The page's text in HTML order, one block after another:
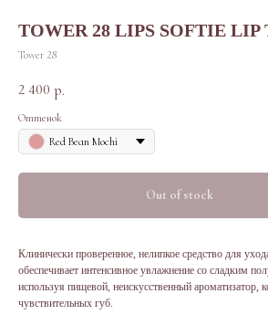
TOWER 28 LIPS SOFTIE LIP
Tower 28
2 400 р.
Оттенок
Red Bean Mochi
Out of stock
Клинически проверенное, нелипкое средство для
обеспечивает интенсивное увлажнение со сладким
используя пищевой, неискусственный ароматизатор,
чувствительных губ.